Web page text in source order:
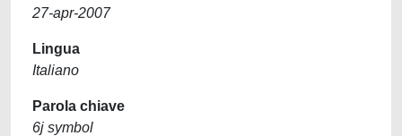
27-apr-2007
Lingua
Italiano
Parola chiave
6j symbol